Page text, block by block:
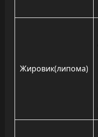
Жировик(липома)